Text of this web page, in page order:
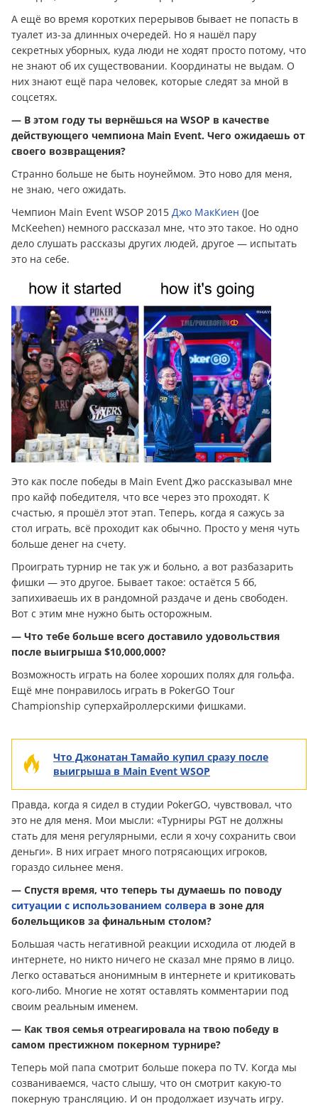
А ещё во время коротких перерывов бывает не попасть в
туалет из-за длинных очередей. Но я нашёл пару
секретных уборных, куда люди не ходят просто потому, что
не знают об их существовании. Координаты не выдам. О
них знают ещё пара человек, которые следят за мной в
соцсетях.
— В этом году ты вернёшься на WSOP в качестве
действующего чемпиона Main Event. Чего ожидаешь от
своего возвращения?
Странно больше не быть ноунеймом. Это ново для меня,
не знаю, чего ожидать.
Чемпион Main Event WSOP 2015 Джо МакКиен (Joe
McKeehen) немного рассказал мне, что это такое. Но одно
дело слушать рассказы других людей, другое — испытать
это на себе.
Это как после победы в Main Event Джо рассказывал мне
про кайф победителя, что все через это проходят. К
счастью, я прошёл этот этап. Теперь, когда я сажусь за
стол играть, всё проходит как обычно. Просто у меня чуть
больше денег на счету.
Проиграть турнир не так уж и больно, а вот разбазарить
фишки — это другое. Бывает такое: остаётся 5 бб,
запихиваешь их в рандомной раздаче и день свободен.
Вот с этим мне нужно быть осторожным.
— Что тебе больше всего доставило удовольствия
после выигрыша $10,000,000?
Возможность играть на более хороших полях для гольфа.
Ещё мне понравилось играть в PokerGO Tour
Championship суперхайроллерскими фишками.
Что Джонатан Тамайо купил сразу после
выигрыша в Main Event WSOP
Правда, когда я сидел в студии PokerGO, чувствовал, что
это не для меня. Мои мысли: «Турниры PGT не должны
стать для меня регулярными, если я хочу сохранить свои
деньги». В них играет много потрясающих игроков,
гораздо сильнее меня.
— Спустя время, что теперь ты думаешь по поводу
ситуации с использованием солвера в зоне для
болельщиков за финальным столом?
Большая часть негативной реакции исходила от людей в
интернете, но никто ничего не сказал мне прямо в лицо.
Легко оставаться анонимным в интернете и критиковать
кого-либо. Многие не хотят оставлять комментарии под
своим реальным именем.
— Как твоя семья отреагировала на твою победу в
самом престижном покерном турнире?
Теперь мой папа смотрит больше покера по TV. Когда мы
созваниваемся, часто слышу, что он смотрит какую-то
покерную трансляцию. И он продолжает изучать игру.